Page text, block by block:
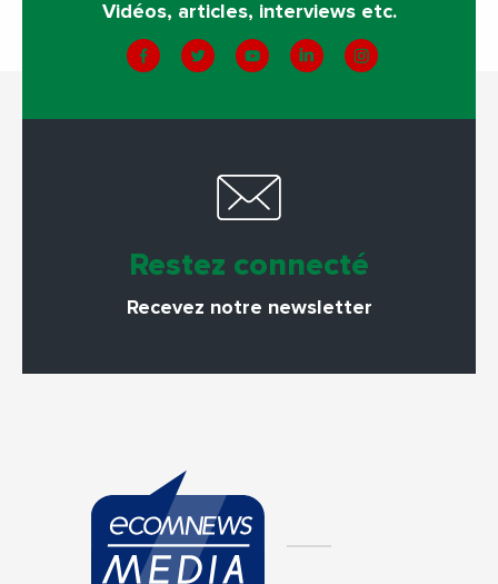
Vidéos, articles, interviews etc.
Restez connecté
Recevez notre newsletter